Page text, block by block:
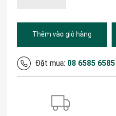
Thêm vào giỏ hàng
Đặt mua: 08 6585 6585